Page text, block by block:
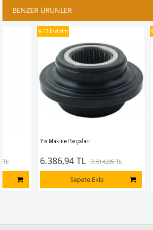
BENZER ÜRÜNLER
Yiv Makine Parçaları
6.386,94 TL
7.514,05 TL
Sepete Ekle
İndirim
Yiv